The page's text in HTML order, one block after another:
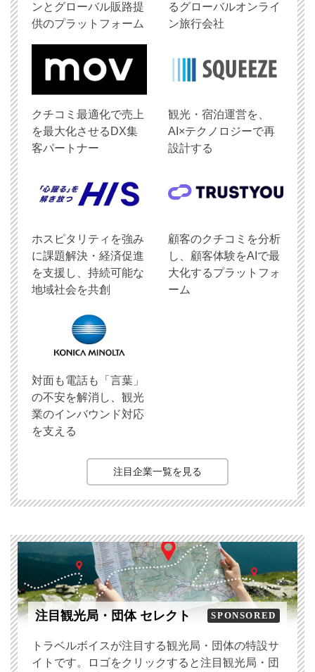
ンとグローバル販路提
供のプラットフォーム
るグローバルオンライ
ン旅行会社
クチコミ最適化で売上
を最大化させるDX集
客パートナー
観光・宿泊運営を、
AI×テクノロジーで再
設計する
ホスピタリティを強み
に課題解決・経済促進
を支援し、持続可能な
地域社会を共創
顧客のクチコミを分析
し、顧客体験をAIで最
大化するプラットフォ
ーム
対面も電話も「言葉」
の不安を解消し、観光
業のインバウンド対応
を支える
注目企業一覧を見る
注目観光局・団体 セレクト SPONSORED
トラベルボイスが注目する観光局・団体の特設サ
イトです。ロゴをクリックすると注目観光局・団